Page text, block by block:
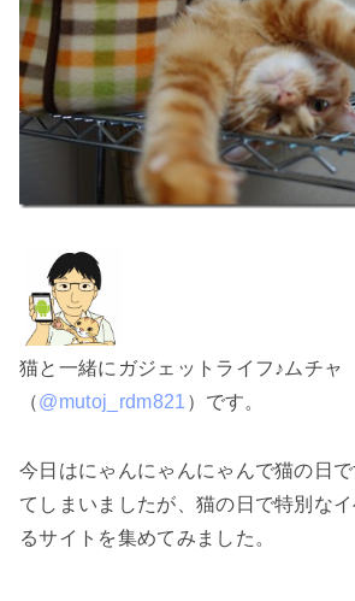
猫と一緒にガジェットライフ♪ムチャ
（@mutoj_rdm821 ）です。
今日はにゃんにゃんにゃんで猫の日
てしまいましたが、猫の日で特別な
るサイトを集めてみました。